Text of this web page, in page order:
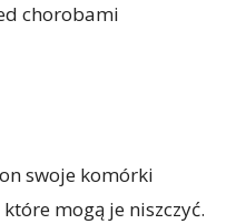
chorobami
swoje komórki
mogą je niszczyć.